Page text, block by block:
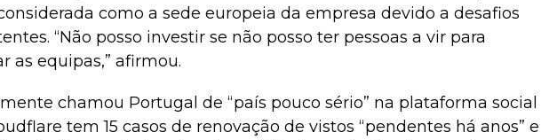
como a sede europeia da empresa devido a desafios
“Não posso investir se não posso ter pessoas a vir para
as equipas,” afirmou.
chamou Portugal de “país pouco sério” na plataforma social
tem 15 casos de renovação de vistos “pendentes há anos” e